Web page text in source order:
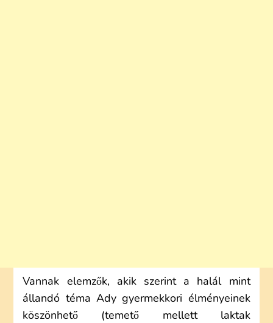
Vannak elemzők, akik szerint a halál mint
állandó téma Ady gyermekkori élményeinek
köszönhető (temető mellett laktak